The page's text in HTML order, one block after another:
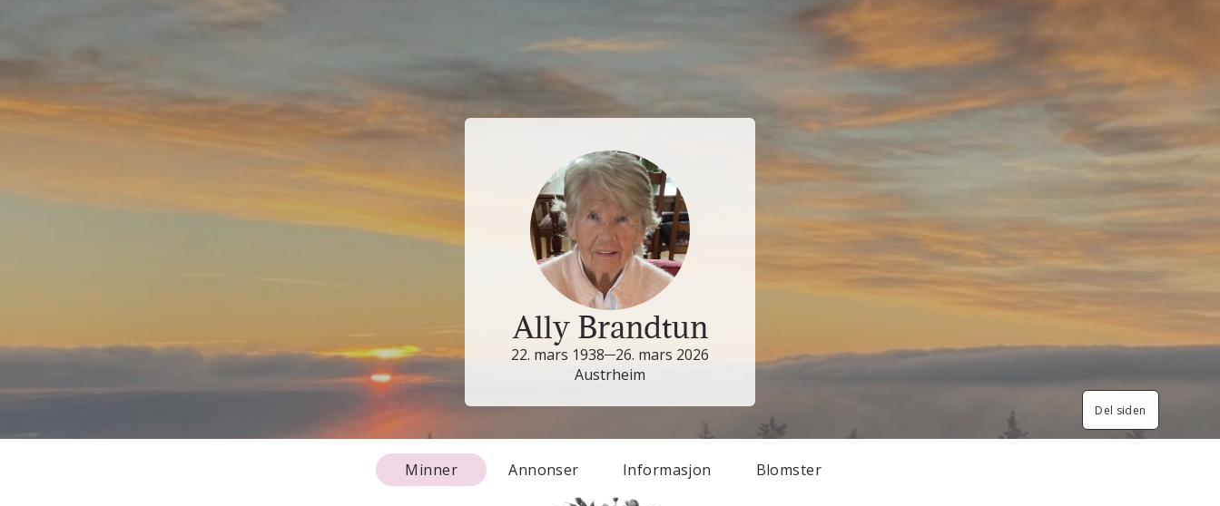
Ally Brandtun
22. mars 1938
26. mars 2026
Austrheim
Del siden
Minner Annonser Informasjon Blomster